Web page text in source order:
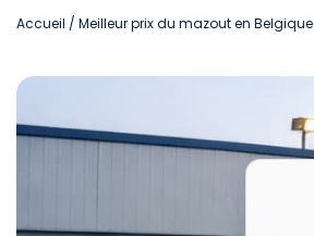
Accueil / Meilleur prix du mazout en Belgique